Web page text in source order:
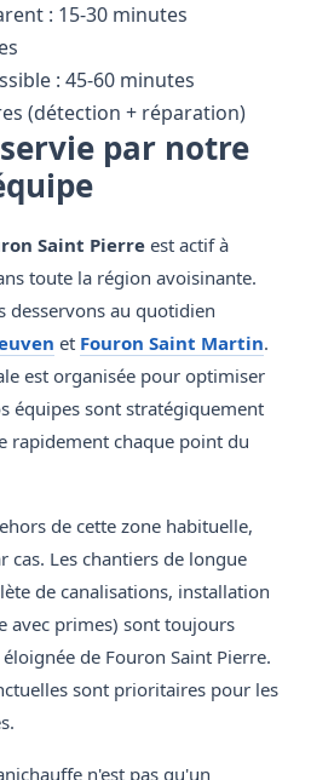
: 15-30 minutes
: 45-60 minutes
(détection + réparation)
par notre
Saint Pierre est actif à
toute la région avoisinante.
desservons au quotidien
et Fouron Saint Martin.
est organisée pour optimiser
équipes sont stratégiquement
rapidement chaque point du
de cette zone habituelle,
cas. Les chantiers de longue
de canalisations, installation
avec primes) sont toujours
de Fouron Saint Pierre.
sont prioritaires pour les
n'est pas qu'un